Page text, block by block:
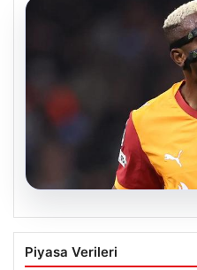
08.08.2026
Galatasaray
Osimhen iddiası!
Piyasa Verileri